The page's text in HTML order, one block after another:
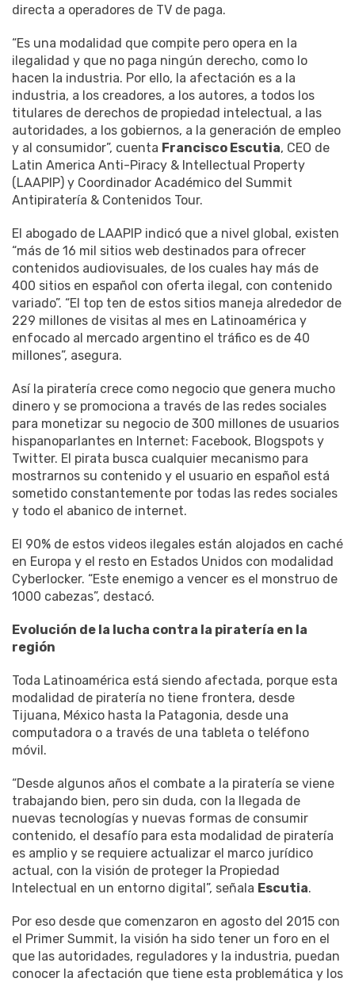
directa a operadores de TV de paga.
“Es una modalidad que compite pero opera en la
ilegalidad y que no paga ningún derecho, como lo
hacen la industria. Por ello, la afectación es a la
industria, a los creadores, a los autores, a todos los
titulares de derechos de propiedad intelectual, a las
autoridades, a los gobiernos, a la generación de empleo
y al consumidor”, cuenta Francisco Escutia, CEO de
Latin America Anti-Piracy & Intellectual Property
(LAAPIP) y Coordinador Académico del Summit
Antipiratería & Contenidos Tour.
El abogado de LAAPIP indicó que a nivel global, existen
“más de 16 mil sitios web destinados para ofrecer
contenidos audiovisuales, de los cuales hay más de
400 sitios en español con oferta ilegal, con contenido
variado”. “El top ten de estos sitios maneja alrededor de
229 millones de visitas al mes en Latinoamérica y
enfocado al mercado argentino el tráfico es de 40
millones”, asegura.
Así la piratería crece como negocio que genera mucho
dinero y se promociona a través de las redes sociales
para monetizar su negocio de 300 millones de usuarios
hispanoparlantes en Internet: Facebook, Blogspots y
Twitter. El pirata busca cualquier mecanismo para
mostrarnos su contenido y el usuario en español está
sometido constantemente por todas las redes sociales
y todo el abanico de internet.
El 90% de estos videos ilegales están alojados en caché
en Europa y el resto en Estados Unidos con modalidad
Cyberlocker. “Este enemigo a vencer es el monstruo de
1000 cabezas”, destacó.
Evolución de la lucha contra la piratería en la
región
Toda Latinoamérica está siendo afectada, porque esta
modalidad de piratería no tiene frontera, desde
Tijuana, México hasta la Patagonia, desde una
computadora o a través de una tableta o teléfono
móvil.
“Desde algunos años el combate a la piratería se viene
trabajando bien, pero sin duda, con la llegada de
nuevas tecnologías y nuevas formas de consumir
contenido, el desafío para esta modalidad de piratería
es amplio y se requiere actualizar el marco jurídico
actual, con la visión de proteger la Propiedad
Intelectual en un entorno digital”, señala Escutia.
Por eso desde que comenzaron en agosto del 2015 con
el Primer Summit, la visión ha sido tener un foro en el
que las autoridades, reguladores y la industria, puedan
conocer la afectación que tiene esta problemática y los